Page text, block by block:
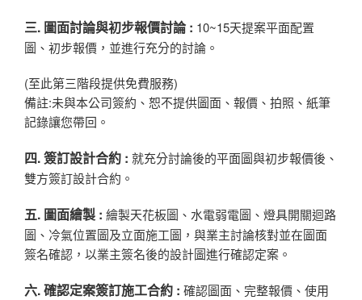
三. 圖面討論與初步報價討論 : 10~15天提案平面配置
圖、初步報價，並進行充分的討論。
(至此第三階段提供免費服務)
備註:未與本公司簽約、恕不提供圖面、報價、拍照、紙筆
記錄讓您帶回。
四. 簽訂設計合約 : 就充分討論後的平面圖與初步報價後、
雙方簽訂設計合約。
五. 圖面繪製 : 繪製天花板圖、水電弱電圖、燈具開關迴路
圖、冷氣位置圖及立面施工圖，與業主討論核對並在圖面
簽名確認，以業主簽名後的設計圖進行確認定案。
六. 確認定案簽訂施工合約 : 確認圖面、完整報價、使用